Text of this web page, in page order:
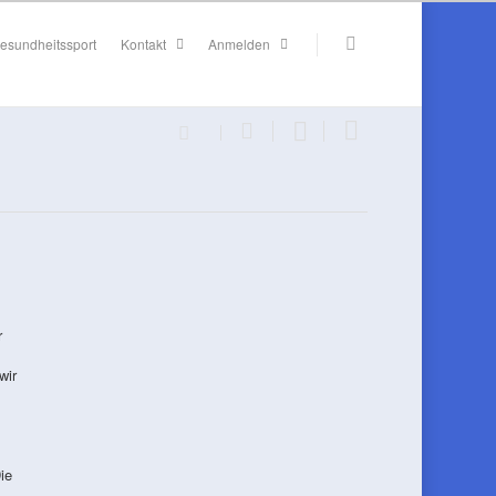
Kontakt Anmelden